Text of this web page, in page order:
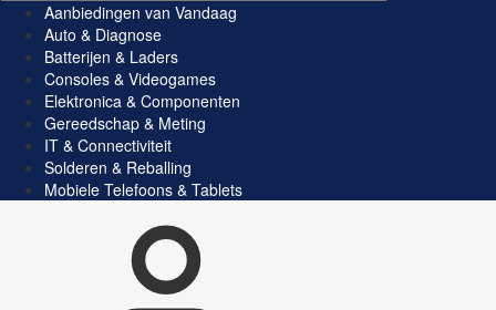
Aanbiedingen van Vandaag
Auto & Diagnose
Batterijen & Laders
Consoles & Videogames
Elektronica & Componenten
Gereedschap & Meting
IT & Connectiviteit
Solderen & Reballing
Mobiele Telefoons & Tablets